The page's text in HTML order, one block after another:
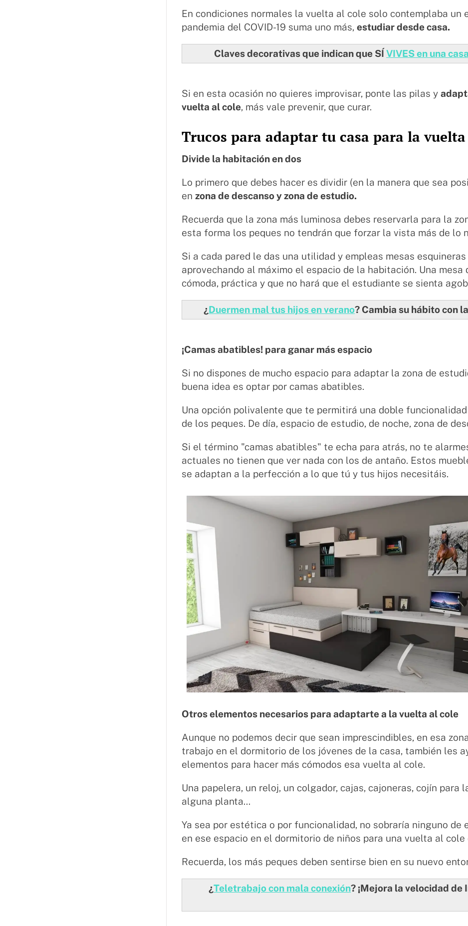
En condiciones normales la vuelta al cole solo contemplaba un
pandemia del COVID-19 suma uno más,estudiar desde casa.
Claves decorativas que indican que SÍVIVES en una
Si en esta ocasión no quieres improvisar, ponte las pilas y
vuelta al cole, más vale prevenir, que curar.
Trucos para adaptar tu casa para la
Divide la habitación en dos
Lo primero que debes hacer es dividir (en la manera que sea
enzona de descanso y zona de estudio.
Recuerda que la zona más luminosa debes reservarla para la
esta forma los peques no tendrán que forzar la vista más de lo
Si a cada pared le das una utilidad y empleas mesas
aprovechando al máximo el espacio de la habitación. Una mesa
cómoda, práctica y que no hará que el estudiante se sienta
¿Duermen mal tus hijos en verano? Cambia su hábito con
¡Camas abatibles! para ganar más espacio
Si no dispones de mucho espacio para adaptar la zona de
buena idea es optar por camas abatibles.
Una opción polivalente que te permitirá una doble
de los peques. De día, espacio de estudio, de noche, zona de
Si el término "camas abatibles" te echa para atrás, no te
actuales no tienen que ver nada con los de antaño. Estos
se adaptan a la perfección a lo que tú y tus hijos necesitáis.
Otros elementos necesarios para adaptarte a la vuelta al cole
Aunque no podemos decir que sean imprescindibles, en esa
trabajo en el dormitorio de los jóvenes de la casa, también les
elementos para hacer más cómodos esa vuelta al cole.
Una papelera, un reloj, un colgador, cajas, cajoneras, cojín para
alguna planta...
Ya sea por estética o por funcionalidad, no sobraría ninguno de
en ese espacio en el dormitorio de niños para una vuelta al cole
Recuerda, los más peques deben sentirse bien en su nuevo
¿Teletrabajo con mala conexión? ¡Mejora la velocidad